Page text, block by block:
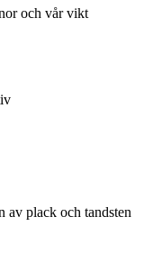
och vår vikt
av plack och tandsten